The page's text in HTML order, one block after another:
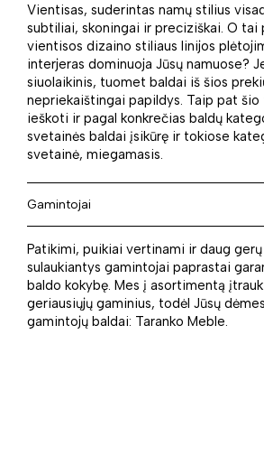
Vientisas, suderintas namų stilius
subtiliai, skoningai ir preciziškai. O tai
vientisos dizaino stiliaus linijos
interjeras dominuoja Jūsų namuose?
siuolaikinis, tuomet baldai iš šios
nepriekaištingai papildys. Taip pat
ieškoti ir pagal konkrečias baldų
svetainės baldai įsikūrę ir tokiose
svetainė, miegamasis.
Gamintojai
Patikimi, puikiai vertinami ir daug
sulaukiantys gamintojai paprastai
baldo kokybę. Mes į asortimentą
geriausiųjų gaminius, todėl Jūsų
gamintojų baldai: Taranko Meble.